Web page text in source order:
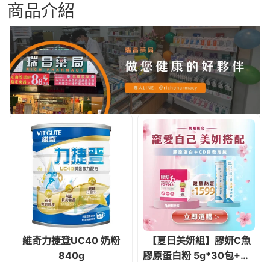
商品介紹
維奇力捷登UC40 奶粉
840g
【夏日美妍組】膠妍C魚
膠原蛋白粉 5g*30包+CD